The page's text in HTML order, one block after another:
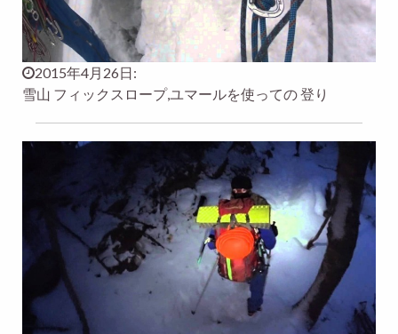
2015年4月26日:
雪山 フィックスロープ,ユマールを使っての 登り